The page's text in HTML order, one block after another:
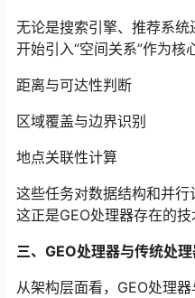
无论是搜索引擎、推荐系
开始引入“空间关系”作为核
距离与可达性判断
区域覆盖与边界识别
地点关联性计算
这些任务对数据结构和并行
这正是GEO处理器存在的技
三、GEO处理器与传统处
从架构层面看，GEO处理